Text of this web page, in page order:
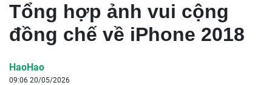
Tổng hợp ảnh vui cộng
đồng chế về iPhone 2018
HaoHao
09:06 20/05/2026